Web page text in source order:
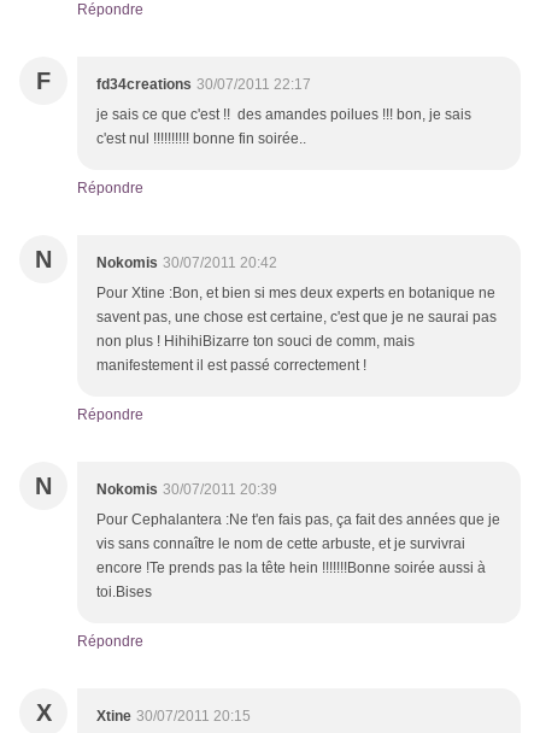
Répondre
F fd34creations 30/07/2011 22:17
je sais ce que c'est !! des amandes poilues !!! bon, je sais
c'est nul !!!!!!!!!! bonne fin soirée..
Répondre
N Nokomis 30/07/2011 20:42
Pour Xtine :Bon, et bien si mes deux experts en botanique ne
savent pas, une chose est certaine, c'est que je ne saurai pas
non plus ! HihihiBizarre ton souci de comm, mais
manifestement il est passé correctement !
Répondre
N Nokomis 30/07/2011 20:39
Pour Cephalantera :Ne t'en fais pas, ça fait des années que je
vis sans connaître le nom de cette arbuste, et je survivrai
encore !Te prends pas la tête hein !!!!!!!Bonne soirée aussi à
toi.Bises
Répondre
X Xtine 30/07/2011 20:15